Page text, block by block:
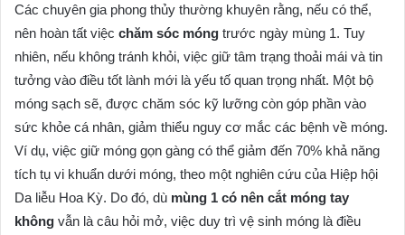
Các chuyên gia phong thủy thường khuyên rằng, nếu có thể,
nên hoàn tất việc chăm sóc móng trước ngày mùng 1. Tuy
nhiên, nếu không tránh khỏi, việc giữ tâm trạng thoải mái và tin
tưởng vào điều tốt lành mới là yếu tố quan trọng nhất. Một bộ
móng sạch sẽ, được chăm sóc kỹ lưỡng còn góp phần vào
sức khỏe cá nhân, giảm thiểu nguy cơ mắc các bệnh về móng.
Ví dụ, việc giữ móng gọn gàng có thể giảm đến 70% khả năng
tích tụ vi khuẩn dưới móng, theo một nghiên cứu của Hiệp hội
Da liễu Hoa Kỳ. Do đó, dù mùng 1 có nên cắt móng tay
không vẫn là câu hỏi mở, việc duy trì vệ sinh móng là điều